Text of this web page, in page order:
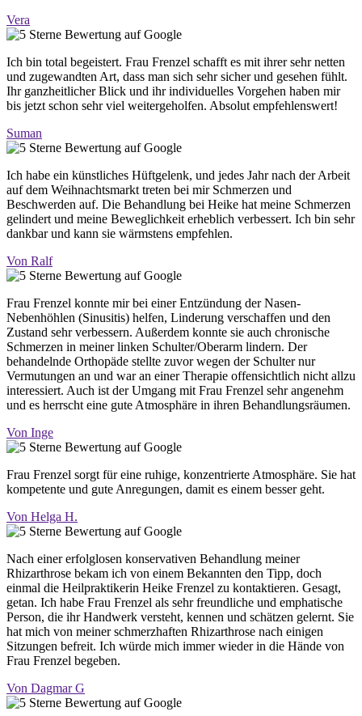
Vera
Ich bin total begeistert. Frau Frenzel schafft es mit ihrer sehr netten
und zugewandten Art, dass man sich sehr sicher und gesehen fühlt.
Ihr ganzheitlicher Blick und ihr individuelles Vorgehen haben mir
bis jetzt schon sehr viel weitergeholfen. Absolut empfehlenswert!
Suman
Ich habe ein künstliches Hüftgelenk, und jedes Jahr nach der Arbeit
auf dem Weihnachtsmarkt treten bei mir Schmerzen und
Beschwerden auf. Die Behandlung bei Heike hat meine Schmerzen
gelindert und meine Beweglichkeit erheblich verbessert. Ich bin sehr
dankbar und kann sie wärmstens empfehlen.
Von Ralf
Frau Frenzel konnte mir bei einer Entzündung der Nasen-
Nebenhöhlen (Sinusitis) helfen, Linderung verschaffen und den
Zustand sehr verbessern. Außerdem konnte sie auch chronische
Schmerzen in meiner linken Schulter/Oberarm lindern. Der
behandelnde Orthopäde stellte zuvor wegen der Schulter nur
Vermutungen an und war an einer Therapie offensichtlich nicht allzu
interessiert. Auch ist der Umgang mit Frau Frenzel sehr angenehm
und es herrscht eine gute Atmosphäre in ihren Behandlungsräumen.
Von Inge
Frau Frenzel sorgt für eine ruhige, konzentrierte Atmosphäre. Sie hat
kompetente und gute Anregungen, damit es einem besser geht.
Von Helga H.
Nach einer erfolglosen konservativen Behandlung meiner
Rhizarthrose bekam ich von einem Bekannten den Tipp, doch
einmal die Heilpraktikerin Heike Frenzel zu kontaktieren. Gesagt,
getan. Ich habe Frau Frenzel als sehr freundliche und emphatische
Person, die ihr Handwerk versteht, kennen und schätzen gelernt. Sie
hat mich von meiner schmerzhaften Rhizarthrose nach einigen
Sitzungen befreit. Ich würde mich immer wieder in die Hände von
Frau Frenzel begeben.
Von Dagmar G